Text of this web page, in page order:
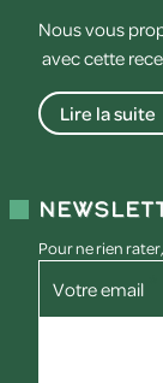
Nous vous
avec cette
Lire la suite
Pour ne rien
Votre email